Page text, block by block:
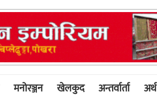
मनोरञ्जन खेलकुद अन्तर्वार्ता अर्थ